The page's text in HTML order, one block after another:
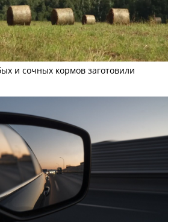
и сочных кормов заготовили